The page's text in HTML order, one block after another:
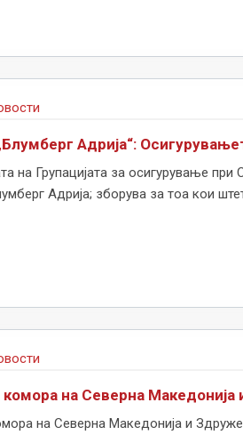
Адрија“:
на Групацијата за осигурување
Адрија; зборува за тоа кои
комора на Северна
на Северна Македонија и